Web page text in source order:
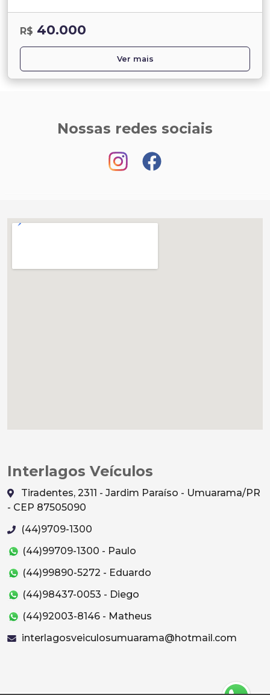
R$ 40.000
Ver mais
Nossas redes sociais
Interlagos Veículos
Tiradentes, 2311 - Jardim Paraíso - Umuarama/PR
- CEP 87505090
(44)9709-1300
(44)99709-1300 - Paulo
(44)99890-5272 - Eduardo
(44)98437-0053 - Diego
(44)92003-8146 - Matheus
interlagosveiculosumuarama@hotmail.com